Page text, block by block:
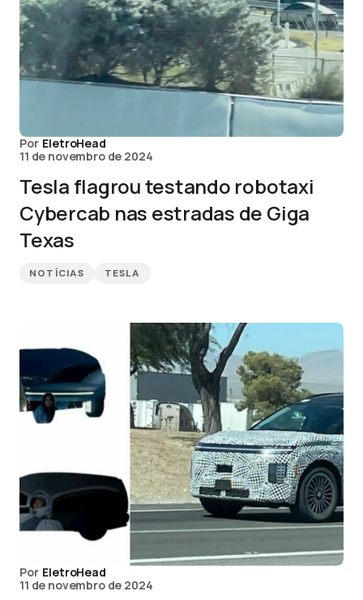
Por EletroHead
11 de novembro de 2024
Tesla flagrou testando robotaxi
Cybercab nas estradas de Giga
Texas
NOTÍCIAS TESLA
Por EletroHead
11 de novembro de 2024